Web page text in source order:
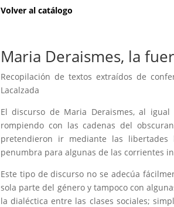
Volver al catálogo
Maria Deraismes, la
Recopilación de textos extraídos de
Lacalzada
El discurso de Maria Deraismes, al
rompiendo con las cadenas del
pretendieron ir mediante las
penumbra para algunas de las corrientes
Este tipo de discurso no se adecúa
sola parte del género y tampoco con
la dialéctica entre las clases sociales;